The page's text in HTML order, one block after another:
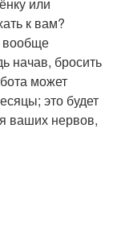
к вам?
вообще
начав, бросить
может
это будет
ваших нервов,